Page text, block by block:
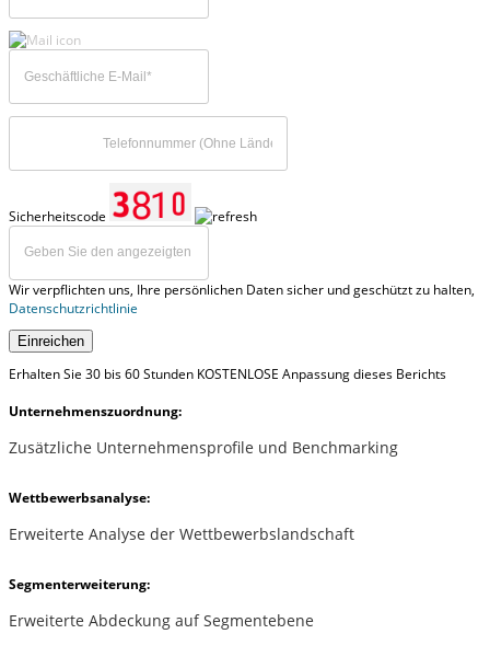
Sicherheitscode
Wir verpflichten uns, Ihre persönlichen Daten sicher und geschützt zu halten,
Datenschutzrichtlinie
Einreichen
Erhalten Sie 30 bis 60 Stunden KOSTENLOSE Anpassung dieses Berichts
Unternehmenszuordnung:
Zusätzliche Unternehmensprofile und Benchmarking
Wettbewerbsanalyse:
Erweiterte Analyse der Wettbewerbslandschaft
Segmenterweiterung:
Erweiterte Abdeckung auf Segmentebene